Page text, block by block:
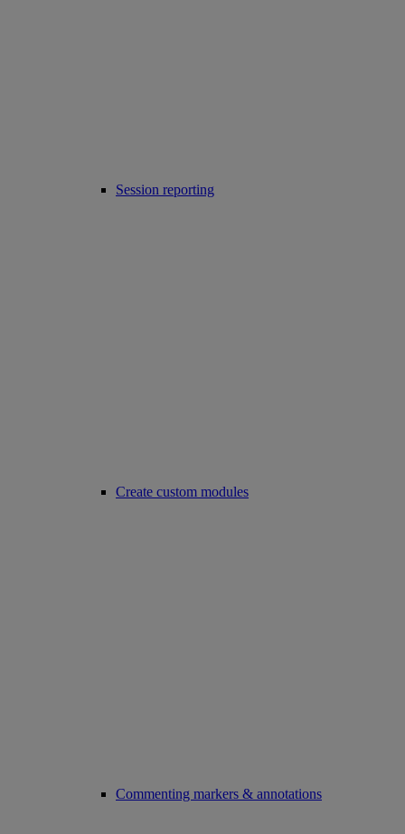
Session reporting
Create custom modules
Commenting markers & annotations